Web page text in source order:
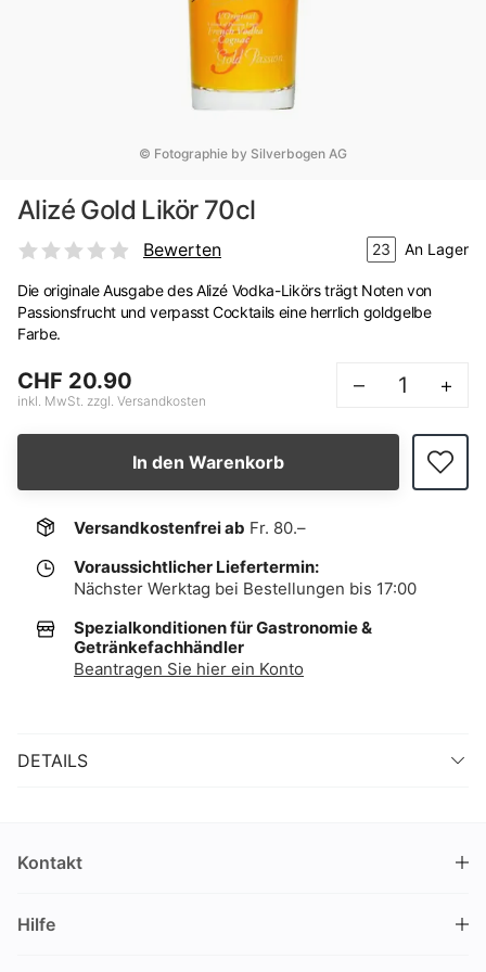
© Fotographie by Silverbogen AG
Alizé Gold Likör 70cl
Bewerten 23 An Lager
Die originale Ausgabe des Alizé Vodka-Likörs trägt Noten von
Passionsfrucht und verpasst Cocktails eine herrlich goldgelbe
Farbe.
CHF 20.90
inkl. MwSt. zzgl. Versandkosten
– +
In den Warenkorb
Versandkostenfrei ab Fr. 80.–
Voraussichtlicher Liefertermin:
Nächster Werktag bei Bestellungen bis 17:00
Spezialkonditionen für Gastronomie &
Getränkefachhändler
Beantragen Sie hier ein Konto
DETAILS
Kontakt
Nüschelerstrasse 35
Hilfe